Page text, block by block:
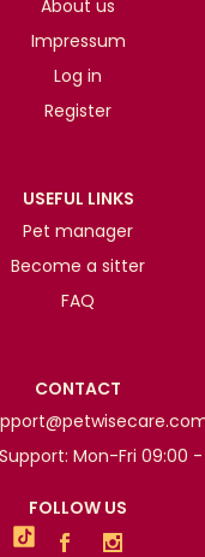
About us
Impressum
Log in
Register
USEFUL LINKS
Pet manager
Become a sitter
FAQ
CONTACT
Mon-Fri 09:00 -
FOLLOW US